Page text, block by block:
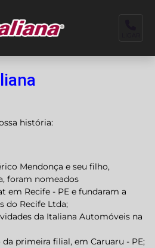
história:
Mendonça e seu filho,
foram nomeados
em Recife - PE e fundaram a
do Recife Ltda;
da Italiana Automóveis na
primeira filial, em Caruaru - PE;